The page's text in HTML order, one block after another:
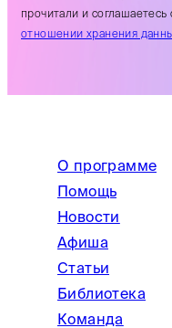
прочитали и
отношении хранения
О программе
Помощь
Новости
Афиша
Статьи
Библиотека
Команда